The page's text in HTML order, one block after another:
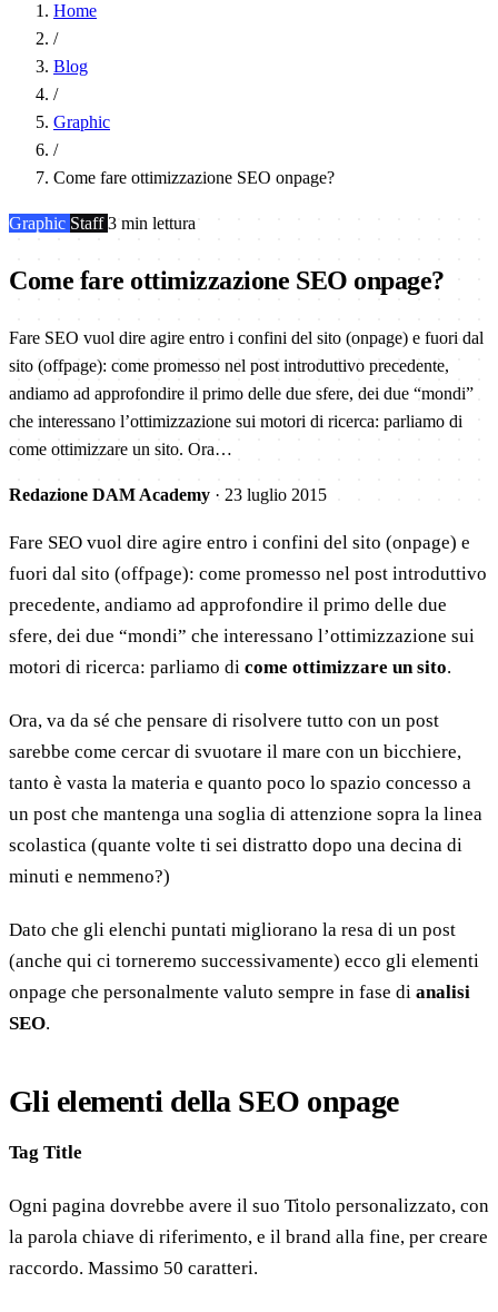
Home
/
Blog
/
Graphic
/
Come fare ottimizzazione SEO onpage?
Graphic Staff3 min lettura
Come fare ottimizzazione SEO onpage?
Fare SEO vuol dire agire entro i confini del sito (onpage) e fuori dal
sito (offpage): come promesso nel post introduttivo precedente,
andiamo ad approfondire il primo delle due sfere, dei due “mondi”
che interessano l’ottimizzazione sui motori di ricerca: parliamo di
come ottimizzare un sito. Ora…
Redazione DAM Academy · 23 luglio 2015
Fare SEO vuol dire agire entro i confini del sito (onpage) e
fuori dal sito (offpage): come promesso nel post introduttivo
precedente, andiamo ad approfondire il primo delle due
sfere, dei due “mondi” che interessano l’ottimizzazione sui
motori di ricerca: parliamo di come ottimizzare un sito.
Ora, va da sé che pensare di risolvere tutto con un post
sarebbe come cercar di svuotare il mare con un bicchiere,
tanto è vasta la materia e quanto poco lo spazio concesso a
un post che mantenga una soglia di attenzione sopra la linea
scolastica (quante volte ti sei distratto dopo una decina di
minuti e nemmeno?)
Dato che gli elenchi puntati migliorano la resa di un post
(anche qui ci torneremo successivamente) ecco gli elementi
onpage che personalmente valuto sempre in fase di analisi
SEO.
Gli elementi della SEO onpage
Tag Title
Ogni pagina dovrebbe avere il suo Titolo personalizzato, con
la parola chiave di riferimento, e il brand alla fine, per creare
raccordo. Massimo 50 caratteri.